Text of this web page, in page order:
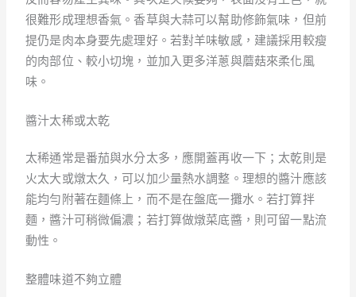
很難形成理想香氣。香草與大蒜可以幫助修飾氣味，但前
提仍是肉本身要先處理好。若對羊味敏感，建議採用較瘦
的肉部位、較小切塊，並加入更多洋蔥與蘑菇來柔化風
味。
醬汁太稀或太乾
太稀通常是番茄與水分太多，應開蓋再收一下；太乾則是
火太大或燉太久，可以加少量熱水調整。理想的醬汁應該
能均勻附著在麵條上，而不是在盤底一攤水。若打算拌
麵，醬汁可稍微偏濃；若打算做燉菜底醬，則可留一點流
動性。
整體味道不夠立體